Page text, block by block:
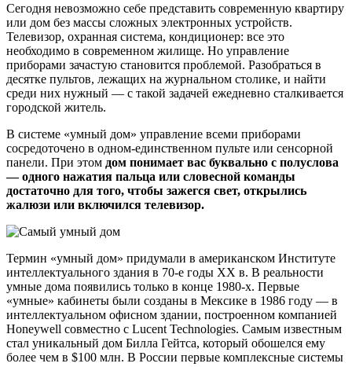
Сегодня невозможно себе представить современную квартиру
или дом без массы сложных электронных устройств.
Телевизор, охранная система, кондиционер: все это
необходимо в современном жилище. Но управление
приборами зачастую становится проблемой. Разобраться в
десятке пультов, лежащих на журнальном столике, и найти
среди них нужный — с такой задачей ежедневно сталкивается
городской житель.
В системе «умный дом» управление всеми приборами
сосредоточено в одном-единственном пульте или сенсорной
панели. При этом дом понимает вас буквально с полуслова
— одного нажатия пальца или словесной команды
достаточно для того, чтобы зажегся свет, открылись
жалюзи или включился телевизор.
Термин «умный дом» придумали в американском Институте
интеллектуального здания в 70-е годы ХХ в. В реальности
умные дома появились только в конце 1980-х. Первые
«умные» кабинеты были созданы в Мексике в 1986 году — в
интеллектуальном офисном здании, построенном компанией
Honeywell совместно с Lucent Technologies. Самым известным
стал уникальный дом Билла Гейтса, который обошелся ему
более чем в $100 млн. В России первые комплексные системы